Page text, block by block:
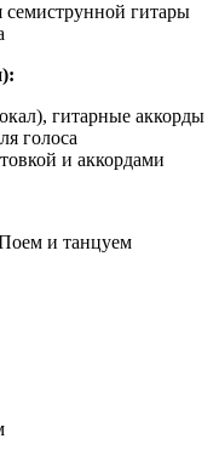
гитары
гитарные аккорды
голоса
и аккордами
и танцуем